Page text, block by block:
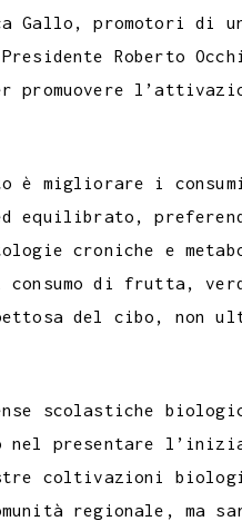
Gallo, promotori di
Roberto
promuovere
migliorare i
ed equilibrato,
croniche e
consumo di frutta,
del cibo, non
scolastiche
nel presentare
coltivazioni
regionale, ma